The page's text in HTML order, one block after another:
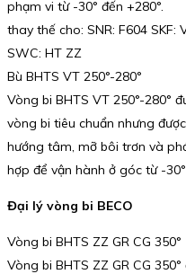
phạm vi từ -30° đến +280°.
thay thế cho: SNR: F604 SKF:
SWC: HT ZZ
Bù BHTS VT 250°-280°
Vòng bi BHTS VT 250°-280°
vòng bi tiêu chuẩn nhưng
hướng tâm, mỡ bôi trơn và
hợp để vận hành ở góc từ -
Đại lý vòng bi BECO
Vòng bi BHTS ZZ GR CG 350°
Vòng bi BHTS ZZ GR CG